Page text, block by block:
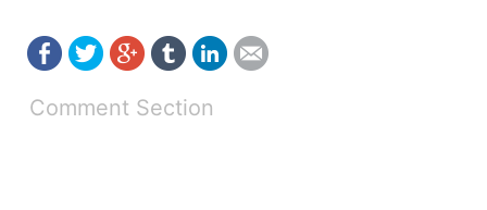
Comment Section